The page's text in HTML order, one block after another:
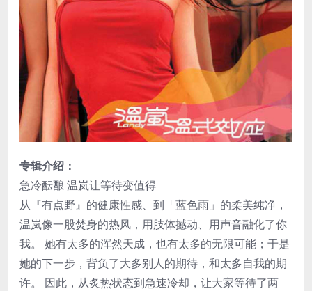
专辑介绍：
急冷酝酿 温岚让等待变值得
从『有点野』的健康性感、到「蓝色雨」的柔美纯净，
温岚像一股焚身的热风，用肢体撼动、用声音融化了你
我。 她有太多的浑然天成，也有太多的无限可能；于是
她的下一步，背负了大多别人的期待，和太多自我的期
许。 因此，从炙热状态到急速冷却，让大家等待了两